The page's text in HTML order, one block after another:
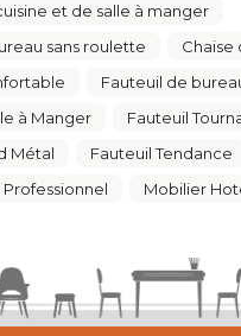
et de salle à manger
sans roulette
Chaise
Fauteuil de
à Manger
Fauteuil
Métal
Fauteuil Tendance
Mobilier